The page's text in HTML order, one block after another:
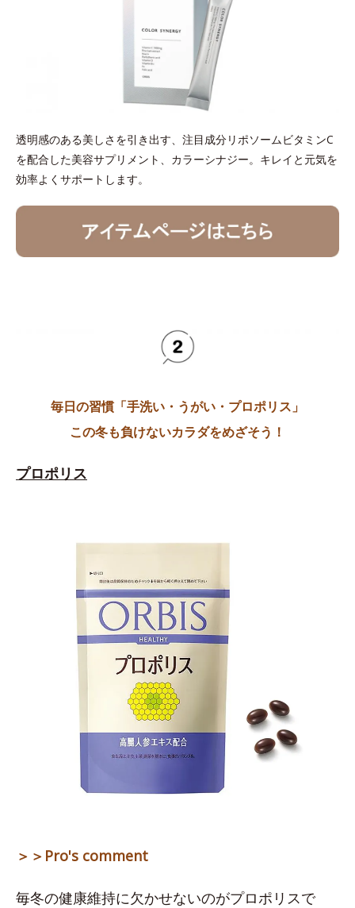
透明感のある美しさを引き出す、注目成分リポソームビタミンC
を配合した美容サプリメント、カラーシナジー。キレイと元気を
効率よくサポートします。
毎日の習慣「手洗い・うがい・プロポリス」
この冬も負けないカラダをめざそう！
プロポリス
＞＞Pro's comment
毎冬の健康維持に欠かせないのがプロポリスで